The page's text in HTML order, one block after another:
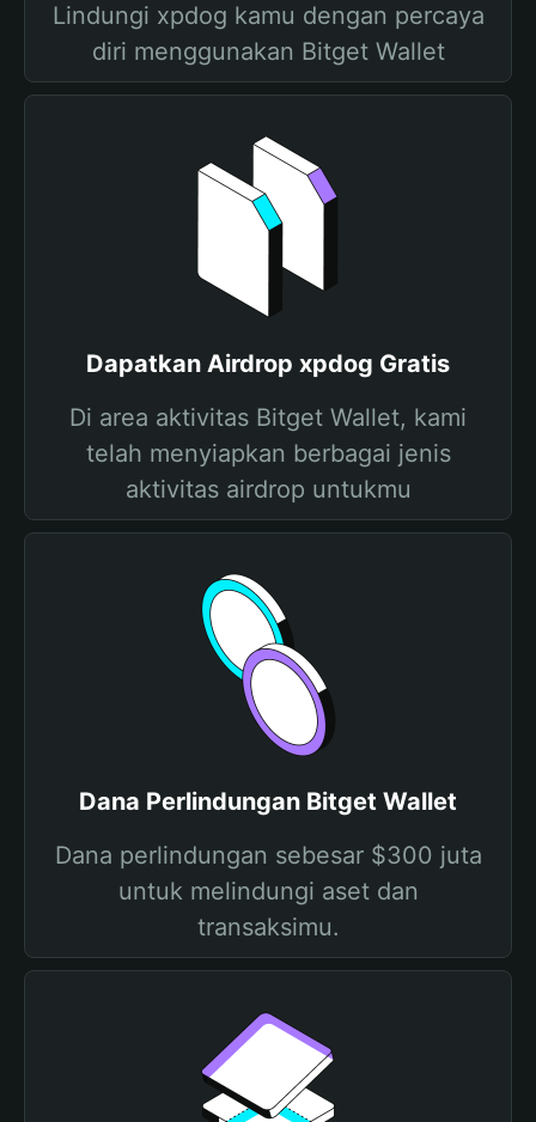
Lindungi xpdog kamu dengan percaya
diri menggunakan Bitget Wallet
Dapatkan Airdrop xpdog Gratis
Di area aktivitas Bitget Wallet, kami
telah menyiapkan berbagai jenis
aktivitas airdrop untukmu
Dana Perlindungan Bitget Wallet
Dana perlindungan sebesar $300 juta
untuk melindungi aset dan
transaksimu.